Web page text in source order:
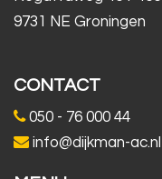
9731 NE Groningen
CONTACT
050 - 76 000 44
info@dijkman-ac.nl